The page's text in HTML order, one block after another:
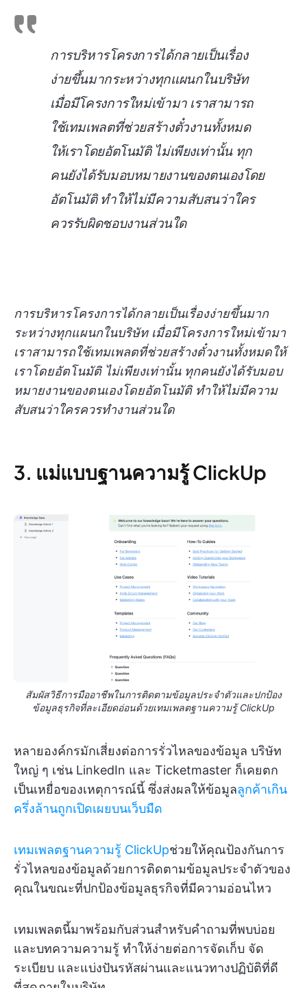
การบริหารโครงการได้กลายเป็นเรื่อง
ง่ายขึ้นมากระหว่างทุกแผนกในบริษัท
เมื่อมีโครงการใหม่เข้ามา เราสามารถ
ใช้เทมเพลตที่ช่วยสร้างตั๋วงานทั้งหมด
ให้เราโดยอัตโนมัติ ไม่เพียงเท่านั้น ทุก
คนยังได้รับมอบหมายงานของตนเองโดย
อัตโนมัติ ทำให้ไม่มีความสับสนว่าใคร
ควรรับผิดชอบงานส่วนใด
การบริหารโครงการได้กลายเป็นเรื่องง่ายขึ้นมาก
ระหว่างทุกแผนกในบริษัท เมื่อมีโครงการใหม่เข้ามา
เราสามารถใช้เทมเพลตที่ช่วยสร้างตั๋วงานทั้งหมดให้
เราโดยอัตโนมัติ ไม่เพียงเท่านั้น ทุกคนยังได้รับมอบ
หมายงานของตนเองโดยอัตโนมัติ ทำให้ไม่มีความ
สับสนว่าใครควรทำงานส่วนใด
3. แม่แบบฐานความรู้ ClickUp
สัมผัสวิธีการมืออาชีพในการติดตามข้อมูลประจำตัวและปกป้อง
ข้อมูลธุรกิจที่ละเอียดอ่อนด้วยเทมเพลตฐานความรู้ ClickUp
หลายองค์กรมักเสี่ยงต่อการรั่วไหลของข้อมูล บริษัท
ใหญ่ ๆ เช่น LinkedIn และ Ticketmaster ก็เคยตก
เป็นเหยื่อของเหตุการณ์นี้ ซึ่งส่งผลให้ข้อมูลลูกค้าเกิน
ครึ่งล้านถูกเปิดเผยบนเว็บมืด
เทมเพลตฐานความรู้ ClickUpช่วยให้คุณป้องกันการ
รั่วไหลของข้อมูลด้วยการติดตามข้อมูลประจำตัวของ
คุณในขณะที่ปกป้องข้อมูลธุรกิจที่มีความอ่อนไหว
เทมเพลตนี้มาพร้อมกับส่วนสำหรับคำถามที่พบบ่อย
และบทความความรู้ ทำให้ง่ายต่อการจัดเก็บ จัด
ระเบียบ และแบ่งปันรหัสผ่านและแนวทางปฏิบัติที่ดี